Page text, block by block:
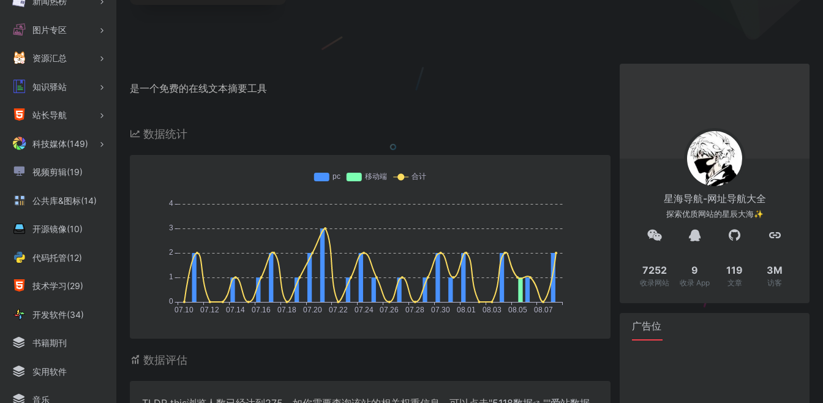
图片专区
资源汇总
知识驿站
站长导航
科技媒体(149)
视频剪辑(19)
公共库&图标(14)
开源镜像(10)
代码托管(12)
技术学习(29)
开发软件(34)
书籍期刊
实用软件
音乐
是一个免费的在线文本摘要工具
数据统计
数据评估
星海导航-网址导航大全
探索优质网站的星辰大海✨
7252
收录网站
9
收录 App
119
文章
3M
访客
广告位